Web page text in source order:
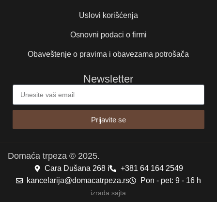
Uslovi korišćenja
Osnovni podaci o firmi
Obaveštenje o pravima i obavezama potrošača
Newsletter
Prijavite se
Domaća trpeza © 2025.
Cara Dušana 268 i
+381 64 164 2549
kancelarija@domacatrpeza.rs
Pon - pet: 9 - 16 h
izrada sajta